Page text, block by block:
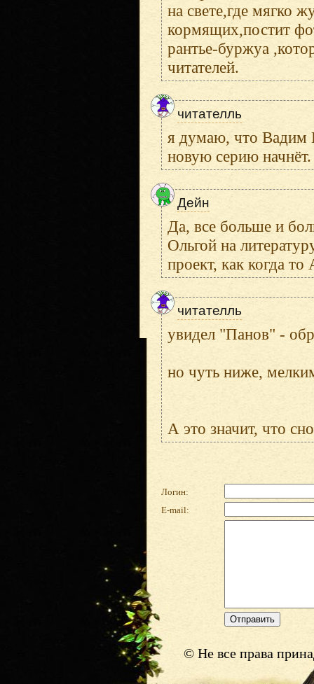
на свете,где мягко
кормящих,постит
рантье-буржуа
читателей.
читателль
я думаю, что Вадим
новую серию начнёт.
Дейн
Да, все больше и
Ольгой на
проект, как когда
читателль
увидел "Панов" -
но чуть ниже,
А это значит, что
Логин:
E-mail:
© Не все права